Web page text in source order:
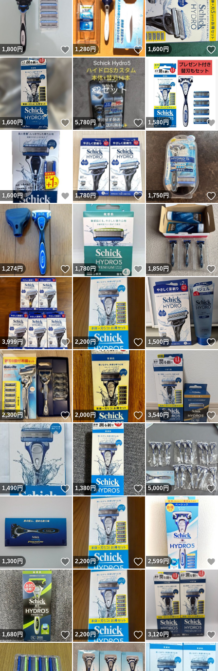
1,800円 いいね！
1,280円 いいね！
1,600円
1,600円 いいね！
5,780円 いいね！
1,580円
1,600円 いいね！
1,780円 いいね！
1,750円
1,274円 いいね！
1,780円 いいね！
1,850円
3,999円 いいね！
2,200円 いいね！
1,500円
2,300円 いいね！
2,000円 いいね！
3,540円
1,490円 いいね！
1,380円 いいね！
5,000円
1,300円 いいね！
2,200円 いいね！
2,599円
1,680円 いいね！
2,200円 いいね！
3,120円